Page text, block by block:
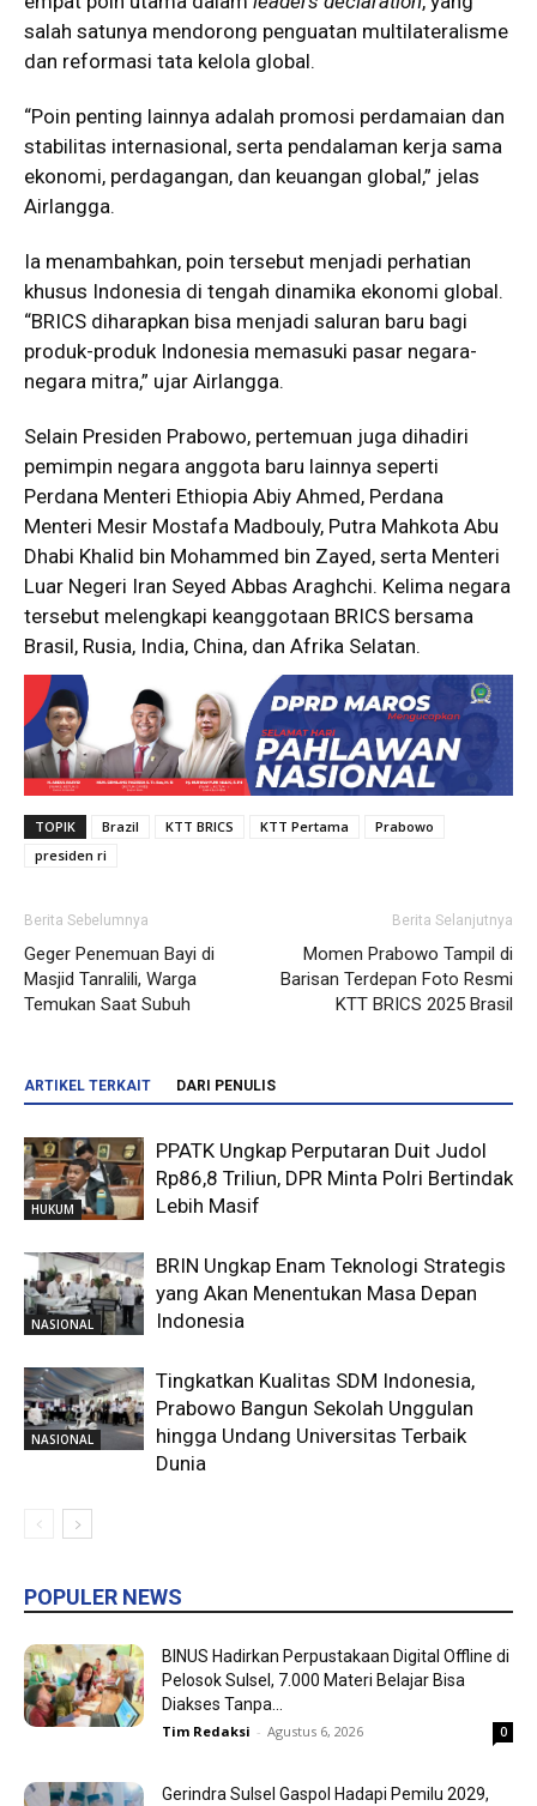
salah satunya mendorong penguatan multilateralisme
dan reformasi tata kelola global.
“Poin penting lainnya adalah promosi perdamaian dan
stabilitas internasional, serta pendalaman kerja sama
ekonomi, perdagangan, dan keuangan global,” jelas
Airlangga.
Ia menambahkan, poin tersebut menjadi perhatian
khusus Indonesia di tengah dinamika ekonomi global.
“BRICS diharapkan bisa menjadi saluran baru bagi
produk-produk Indonesia memasuki pasar negara-
negara mitra,” ujar Airlangga.
Selain Presiden Prabowo, pertemuan juga dihadiri
pemimpin negara anggota baru lainnya seperti
Perdana Menteri Ethiopia Abiy Ahmed, Perdana
Menteri Mesir Mostafa Madbouly, Putra Mahkota Abu
Dhabi Khalid bin Mohammed bin Zayed, serta Menteri
Luar Negeri Iran Seyed Abbas Araghchi. Kelima negara
tersebut melengkapi keanggotaan BRICS bersama
Brasil, Rusia, India, China, dan Afrika Selatan.
TOPIK Brazil KTT BRICS KTT Pertama
Prabowo
presiden ri
Berita Sebelumnya
Geger Penemuan Bayi di
Masjid Tanralili, Warga
Temukan Saat Subuh
Berita Selanjutnya
Momen Prabowo Tampil di
Barisan Terdepan Foto Resmi
KTT BRICS 2025 Brasil
ARTIKEL TERKAIT DARI PENULIS
HUKUM
PPATK Ungkap Perputaran Duit Judol
Rp86,8 Triliun, DPR Minta Polri Bertindak
Lebih Masif
NASIONAL
BRIN Ungkap Enam Teknologi Strategis
yang Akan Menentukan Masa Depan
Indonesia
NASIONAL
Tingkatkan Kualitas SDM Indonesia,
Prabowo Bangun Sekolah Unggulan
hingga Undang Universitas Terbaik
Dunia
POPULER NEWS
BINUS Hadirkan Perpustakaan Digital Offline di
Pelosok Sulsel, 7.000 Materi Belajar Bisa
Diakses Tanpa...
Tim Redaksi - Agustus 6, 2026 0
Gerindra Sulsel Gaspol Hadapi Pemilu 2029,